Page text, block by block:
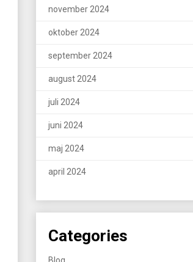
november 2024
oktober 2024
september 2024
august 2024
juli 2024
juni 2024
maj 2024
april 2024
Categories